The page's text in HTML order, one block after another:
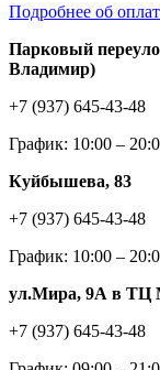
Подробнее об
Парковый
Владимир)
+7 (937) 645-43-48
График: 10:00 –
Куйбышева, 83
+7 (937) 645-43-48
График: 10:00 –
ул.Мира, 9А в ТЦ
+7 (937) 645-43-48